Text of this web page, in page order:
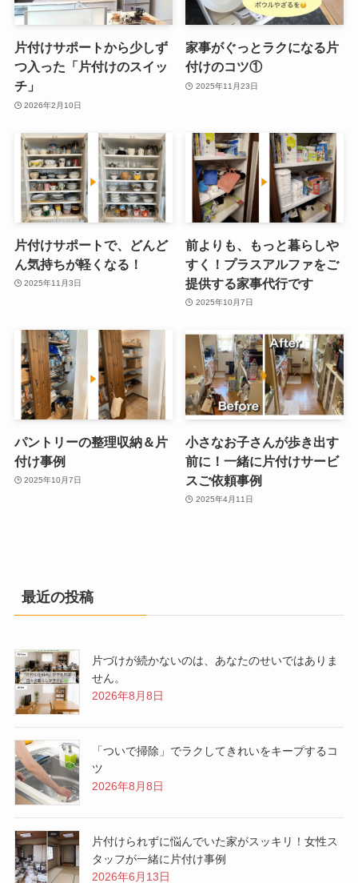
片付けサポートから少しず
つ入った「片付けのスイッ
チ」
2026年2月10日
家事がぐっとラクになる片
付けのコツ①
2025年11月23日
片付けサポートで、どんど
ん気持ちが軽くなる！
2025年11月3日
前よりも、もっと暮らしや
すく！プラスアルファをご
提供する家事代行です
2025年10月7日
パントリーの整理収納＆片
付け事例
2025年10月7日
小さなお子さんが歩き出す
前に！一緒に片付けサービ
スご依頼事例
2025年4月11日
最近の投稿
片づけが続かないのは、あなたのせいではありま
せん。
2026年8月8日
「ついで掃除」でラクしてきれいをキープするコ
ツ
2026年8月8日
片付けられずに悩んでいた家がスッキリ！女性ス
タッフが一緒に片付け事例
2026年6月13日